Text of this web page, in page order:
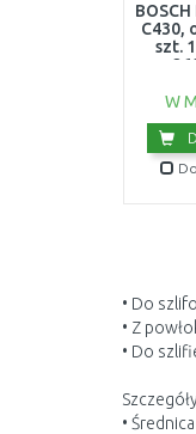
C430,
szt.
W
• Do
• Z
• Do
•